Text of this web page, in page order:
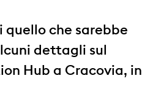
quello che sarebbe
dettagli sul
Hub a Cracovia, in